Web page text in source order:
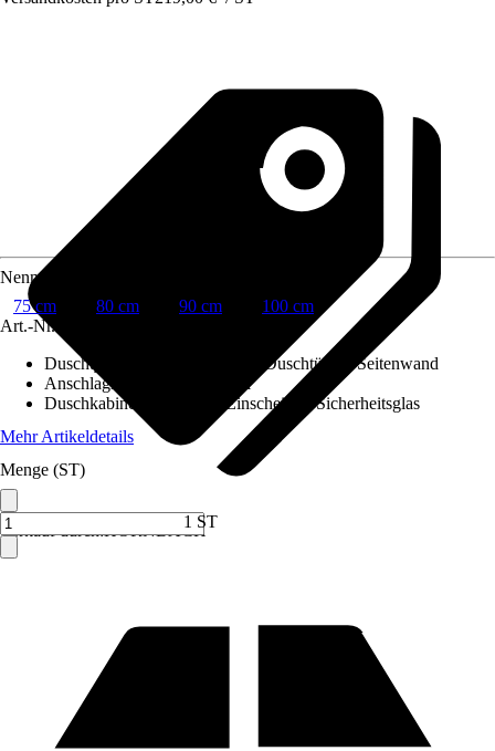
Verkauf durch:HORNBACH
Nenngröße in cm
75 cm
80 cm 90 cm
100 cm
Art.-Nr.
Duschtyp
Duschtür in Nische, Duschtür für Seitenwand
Anschlagrichtung
Reversibel
Duschkabinenglas
6 mm Einscheiben-Sicherheitsglas
Mehr Artikeldetails
Menge (ST)
1 ST